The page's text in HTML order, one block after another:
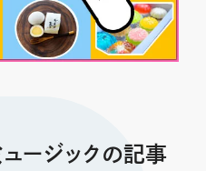
ュージックの記事